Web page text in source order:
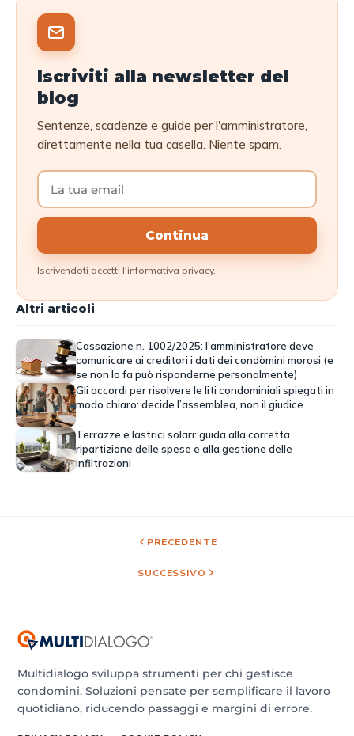
Iscriviti alla newsletter del
blog
Sentenze, scadenze e guide per l'amministratore,
direttamente nella tua casella. Niente spam.
Continua
Iscrivendoti accetti l'informativa privacy.
Altri articoli
Cassazione n. 1002/2025: l’amministratore deve
comunicare ai creditori i dati dei condòmini morosi (e
se non lo fa può risponderne personalmente)
Gli accordi per risolvere le liti condominiali spiegati in
modo chiaro: decide l’assemblea, non il giudice
Terrazze e lastrici solari: guida alla corretta
ripartizione delle spese e alla gestione delle
infiltrazioni
PRECEDENTE
SUCCESSIVO
Multidialogo sviluppa strumenti per chi gestisce
condomini. Soluzioni pensate per semplificare il lavoro
quotidiano, riducendo passaggi e margini di errore.